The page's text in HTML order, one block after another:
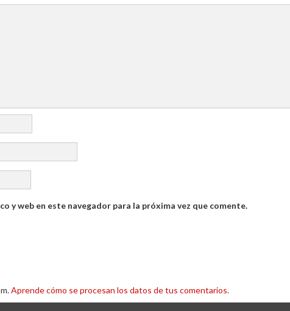
y web en este navegador para la próxima vez que comente.
Aprende cómo se procesan los datos de tus comentarios.